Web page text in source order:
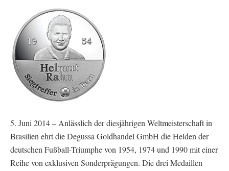
5. Juni 2014 – Anlässlich der diesjährigen Weltmeisterschaft in
Brasilien ehrt die Degussa Goldhandel GmbH die Helden der
deutschen Fußball-Triumphe von 1954, 1974 und 1990 mit einer
Reihe von exklusiven Sonderprägungen. Die drei Medaillen